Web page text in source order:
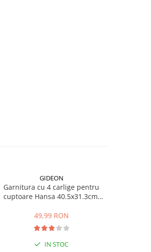
GIDEON
Garnitura cu 4 carlige pentru
cuptoare Hansa 40.5x31.3cm,
BOE, 1092, 1093, 8066308,
8065348
49,99 RON
IN STOC